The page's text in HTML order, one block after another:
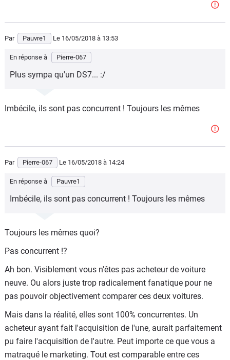
Par Pauvre1 Le 16/05/2018 à 13:53
En réponse à Pierre-067
Plus sympa qu'un DS7... :/
Imbécile, ils sont pas concurrent ! Toujours les mêmes
Par Pierre-067 Le 16/05/2018 à 14:24
En réponse à Pauvre1
Imbécile, ils sont pas concurrent ! Toujours les mêmes
Toujours les mêmes quoi?
Pas concurrent !?
Ah bon. Visiblement vous n'êtes pas acheteur de voiture
neuve. Ou alors juste trop radicalement fanatique pour ne
pas pouvoir objectivement comparer ces deux voitures.
Mais dans la réalité, elles sont 100% concurrentes. Un
acheteur ayant fait l'acquisition de l'une, aurait parfaitement
pu faire l'acquisition de l'autre. Peut importe ce que vous a
matraqué le marketing. Tout est comparable entre ces